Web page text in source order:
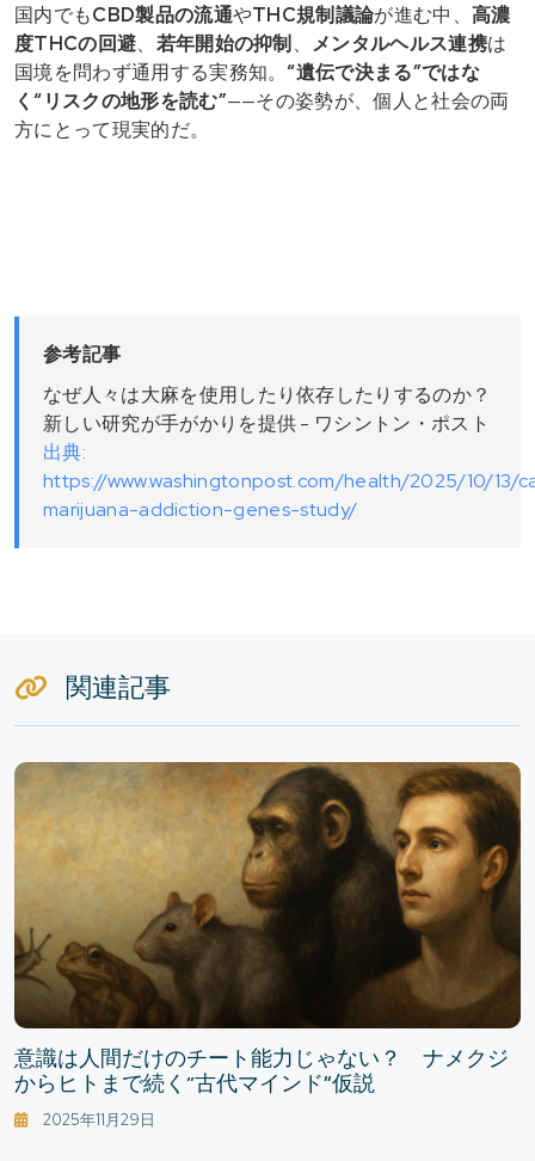
国内でもCBD製品の流通やTHC規制議論が進む中、高濃
度THCの回避、 若年開始の抑制 、 メンタルヘルス連携は
国境を問わず通用する実務知。“遺伝で決まる”ではな
く“リスクの地形を読む”——その姿勢が、個人と社会の両
方にとって現実的だ。
参考記事
なぜ人々は大麻を使用したり依存したりするのか？
新しい研究が手がかりを提供 - ワシントン・ポスト
出典:
https://www.washingtonpost.com/health/2025/10/13/
marijuana-addiction-genes-study/
関連記事
意識は人間だけのチート能力じゃない？ ナメクジ
からヒトまで続く“古代マインド”仮説
2025年11月29日